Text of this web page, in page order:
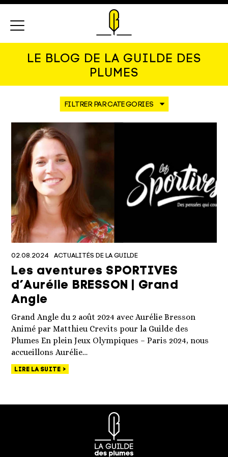
LE BLOG DE LA GUILDE DES
PLUMES
02.08.2024 ACTUALITÉS DE LA GUILDE
Les aventures SPORTIVES
d’Aurélie BRESSON | Grand
Angle
Grand Angle du 2 août 2024 avec Aurélie Bresson
Animé par Matthieu Crevits pour la Guilde des
Plumes En plein Jeux Olympiques – Paris 2024, nous
accueillons Aurélie…
LIRE LA SUITE